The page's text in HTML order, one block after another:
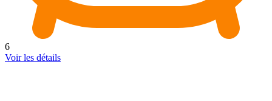
6
Voir les détails